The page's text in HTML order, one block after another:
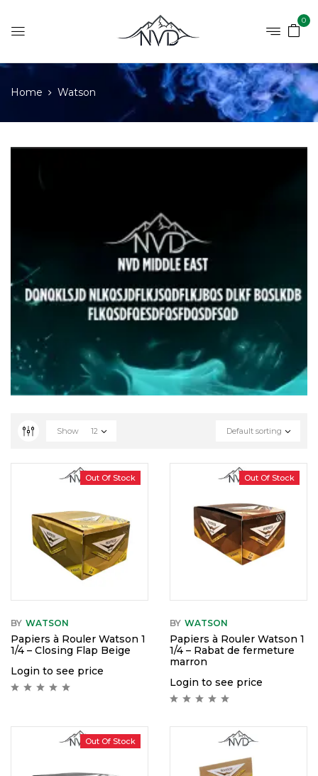
0
Home Watson
Default sorting
Show 12
Out Of Stock
BY WATSON
Papiers à Rouler Watson 1
1/4 – Closing Flap Beige
Login to see price
Out Of Stock
BY WATSON
Papiers à Rouler Watson 1
1/4 – Rabat de fermeture
marron
Login to see price
Out Of Stock